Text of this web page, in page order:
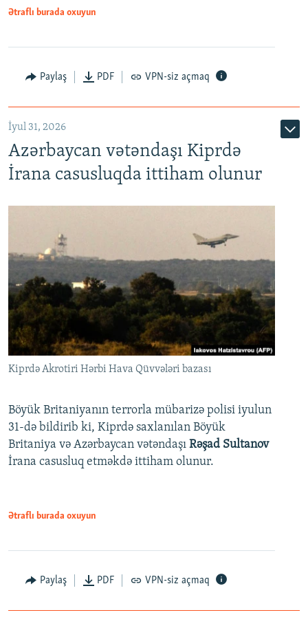
Ətraflı burada oxuyun
Paylaş PDF VPN-siz açmaq
İyul 31, 2026
Azərbaycan vətəndaşı Kiprdə
İrana casusluqda ittiham olunur
Kiprdə Akrotiri Hərbi Hava Qüvvələri bazası
Böyük Britaniyanın terrorla mübarizə polisi iyulun
31-də bildirib ki, Kiprdə saxlanılan Böyük
Britaniya və Azərbaycan vətəndaşı Rəşad Sultanov
İrana casusluq etməkdə ittiham olunur.
Ətraflı burada oxuyun
Paylaş PDF VPN-siz açmaq